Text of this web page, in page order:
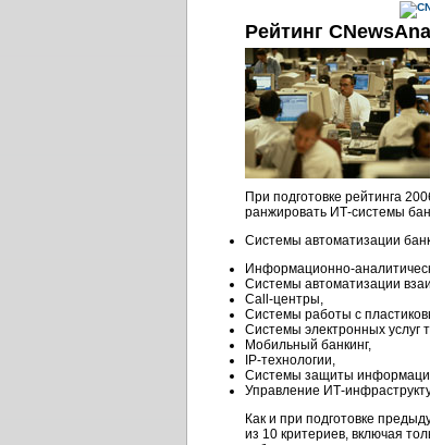
Рейтинг
При подготовке рейтинга
ранжировать ИТ-системы
Системы автоматизации
Информационно-
Системы автоматизации
Call-центры,
Системы работы с
Системы электронных услуг
Мобильный банкинг,
IP-технологии,
Системы защиты
Управление ИТ-
Как и при подготовке
из 10 критериев, включая